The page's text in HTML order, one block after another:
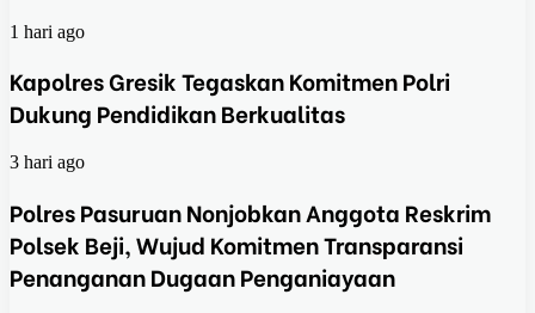
1 hari ago
Kapolres Gresik Tegaskan Komitmen Polri
Dukung Pendidikan Berkualitas
3 hari ago
Polres Pasuruan Nonjobkan Anggota Reskrim
Polsek Beji, Wujud Komitmen Transparansi
Penanganan Dugaan Penganiayaan